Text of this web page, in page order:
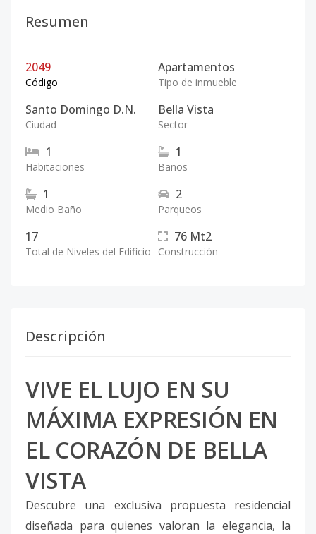
Resumen
2049
Código
Apartamentos
Tipo de inmueble
Santo Domingo D.N.
Ciudad
Bella Vista
Sector
1
Habitaciones
1
Baños
1
Medio Baño
2
Parqueos
17
Total de Niveles del Edificio
76 Mt2
Construcción
Descripción
VIVE EL LUJO EN SU
MÁXIMA EXPRESIÓN EN
EL CORAZÓN DE BELLA
VISTA
Descubre una exclusiva propuesta residencial
diseñada para quienes valoran la elegancia, la